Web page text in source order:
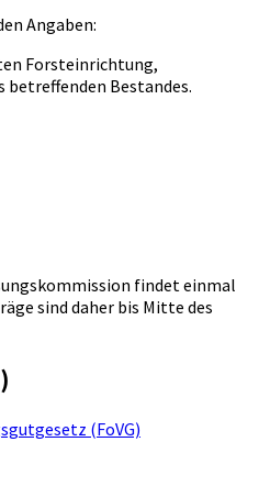
Angaben:
Forsteinrichtung,
Bestandes.
findet einmal
sind daher bis Mitte des
(FoVG)